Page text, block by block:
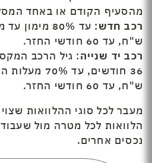
מהסעיף הקודם או באחד
רכב חדש
ש"ח, עד 60 חודשי החזר.
רכב יד שנייה: גיל הרכב
ש"ח, עד 60 חודשי החזר.
מעבר לכל סוגי ההלוואות
הלוואות לכל מטרה מול שעבוד
נכסים אחרים.